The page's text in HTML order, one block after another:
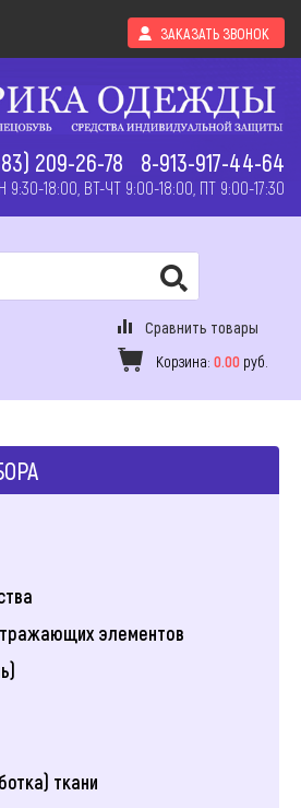
ЗАКАЗАТЬ ЗВОНОК
209-26-78 8-913-917-44-64
18:00, ВТ-ЧТ 9:00-18:00, ПТ 9:00-17:30
Сравнить товары
Корзина: 0.00 руб.
элементов
ткани